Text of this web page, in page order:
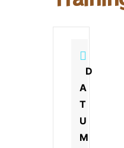
D
A
T
U
M